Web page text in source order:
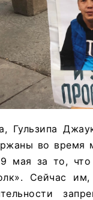
Гульзипа
во время
за то, что
Сейчас